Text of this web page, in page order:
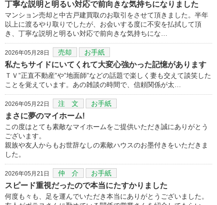
丁寧な説明と明るい対応で前向きな気持ちになりました
マンション売却と中古戸建買取のお取引をさせて頂きました。半年
以上に渡るやり取りでしたが、お会いする度に不安を払拭して頂
き、丁寧な説明と明るい対応で前向きな気持ちにな…
2026年05月28日 売却 お手紙
私たちサイドにいてくれて大変心強かった記憶があります
ＴＶ”正直不動産”や”地面師”などの話題で楽しく妻も交えて談笑した
ことを覚えています。あの雑談の時間で、信頼関係が太…
2026年05月22日 注 文 お手紙
まさに夢のマイホーム!
この度はとても素敵なマイホームをご提供いただき誠にありがとう
ございます。
親族や友人からもお世辞なしの素敵ハウスのお墨付きをいただきま
した。
2026年05月21日 仲 介 お手紙
スピード重視だったので本当にたすかりました
何度も々も、足を運んでいただき本当にありがとうございました。